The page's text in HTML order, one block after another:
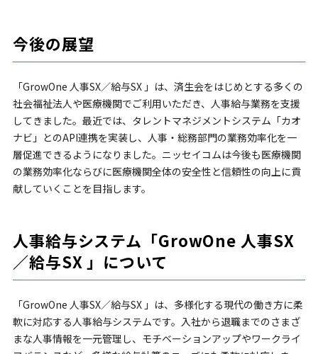
今後の展望
「GrowOne 人事SX／給与SX 」は、済生会をはじめとする多くの
社会福祉法人や医療機関でご利用いただき、人事給与業務を支援
してきました。最近では、タレントマネジメントシステム「カオ
ナビ」とのAPI連携を実装し、人事・総務部門の業務効率化を一
層促進できるようになりました。ニッセイコムは今後も医療機関
の業務効率化ならびに医療機関全体の安全性と信頼性の向上に貢
献していくことを目指します。
人事給与システム「GrowOne 人事SX
／給与SX 」について
「GrowOne 人事SX／給与SX 」は、多様化する現代の働き方に柔
軟に対応する人事給与システムです。入社から退職までのさまざ
まな人事情報を一元管理し、モチベーションアップやワークライ